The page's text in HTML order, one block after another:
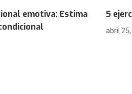
emotiva: Estima
5
abril